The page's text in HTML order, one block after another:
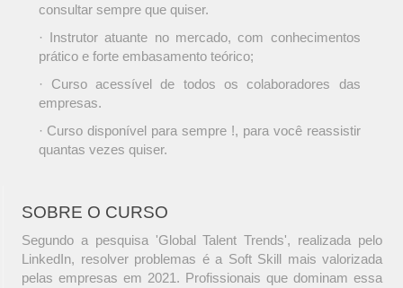
consultar sempre que quiser.
· Instrutor atuante no mercado, com conhecimentos
prático e forte embasamento teórico;
· Curso acessível de todos os colaboradores das
empresas.
· Curso disponível para sempre !, para você reassistir
quantas vezes quiser.
SOBRE O CURSO
Segundo a pesquisa 'Global Talent Trends', realizada pelo
LinkedIn, resolver problemas é a Soft Skill mais valorizada
pelas empresas em 2021. Profissionais que dominam essa